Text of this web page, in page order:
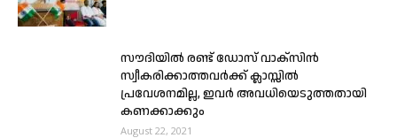
സൗദിയിൽ രണ്ട് ഡോസ് വാക്‌സിന്‍
സ്വീകരിക്കാത്തവർക്ക് ക്ലാസ്സില്‍
പ്രവേശനമില്ല, ഇവർ അവധിയെടുത്തതായി
കണക്കാക്കും
August 22, 2021